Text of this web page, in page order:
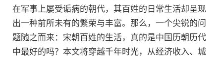
在军事上屡受诟病的朝代，其百姓的日常生活却呈现
出一种前所未有的繁荣与丰富。那么，一个尖锐的问
题随之而来：宋朝百姓的生活，真的是中国历朝历代
中最好的吗？本文将穿越千年时光，从经济收入、城